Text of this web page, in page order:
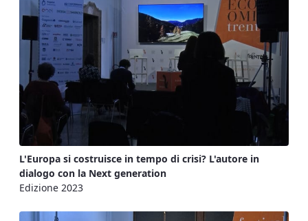
L'Europa si costruisce in tempo di crisi? L'autore in
dialogo con la Next generation
Edizione 2023